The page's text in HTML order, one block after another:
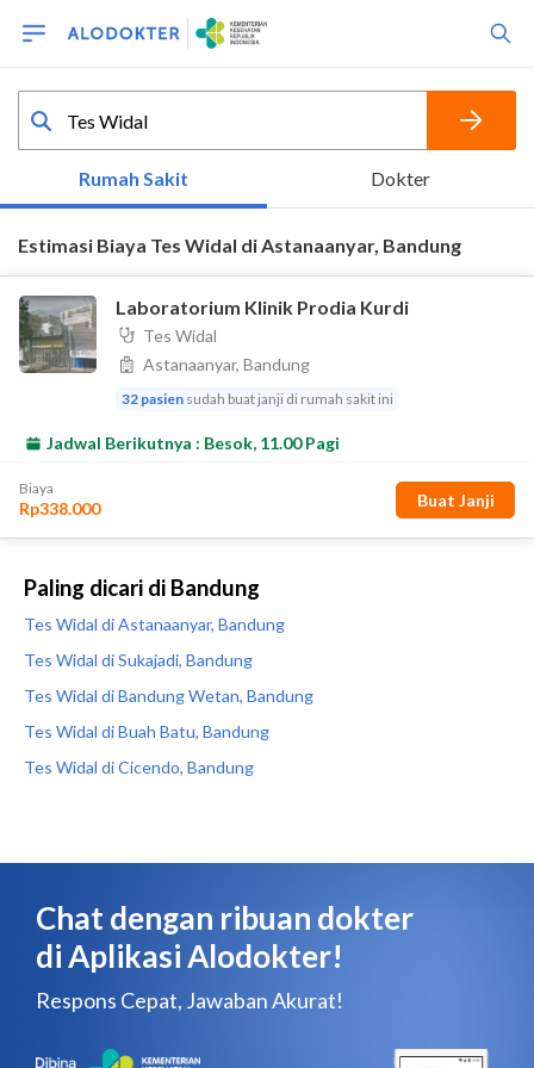
Paling dicari di Bandung
Tes Widal di Astanaanyar, Bandung
Tes Widal di Sukajadi, Bandung
Tes Widal di Bandung Wetan, Bandung
Tes Widal di Buah Batu, Bandung
Tes Widal di Cicendo, Bandung